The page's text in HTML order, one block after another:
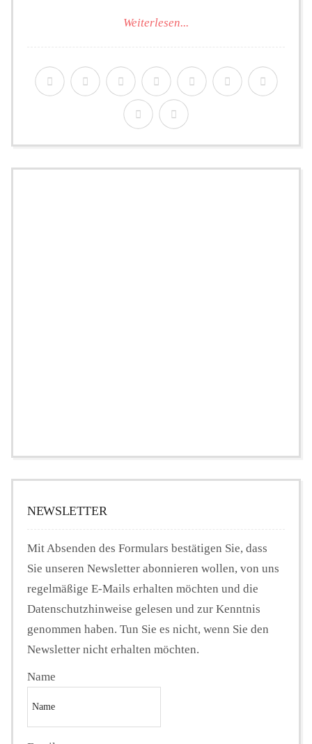
Weiterlesen...
NEWSLETTER
Mit Absenden des Formulars bestätigen Sie, dass
Sie unseren Newsletter abonnieren wollen, von uns
regelmäßige E-Mails erhalten möchten und die
Datenschutzhinweise gelesen und zur Kenntnis
genommen haben. Tun Sie es nicht, wenn Sie den
Newsletter nicht erhalten möchten.
Name